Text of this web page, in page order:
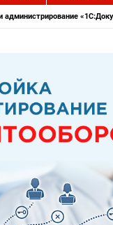
администрирование